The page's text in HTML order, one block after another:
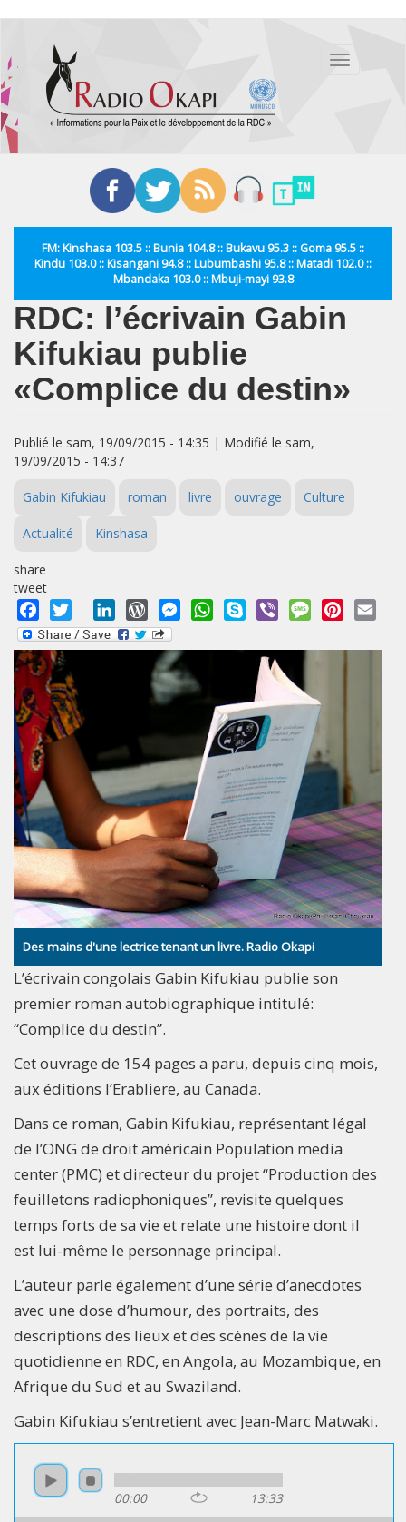
contenu
principal
Toggle
FM: Kinshasa 103.5 :: Bunia 104.8 :: Bukavu 95.3 :: Goma 95.5 ::
Kindu 103.0 :: Kisangani 94.8 :: Lubumbashi 95.8 :: Matadi 102.0 ::
Mbandaka 103.0 :: Mbuji-mayi 93.8
RDC: l’écrivain Gabin
Kifukiau publie
«Complice du destin»
Publié le sam, 19/09/2015 - 14:35 | Modifié le sam,
19/09/2015 - 14:37
Gabin Kifukiau roman livre ouvrage Culture
Actualité Kinshasa
share
tweet
Facebook
Twitter LinkedInWordPressMessengerWhatsApp
Skype Viber MessagePinterest
Des mains d'une lectrice tenant un livre. Radio Okapi
L’écrivain congolais Gabin Kifukiau publie son
premier roman autobiographique intitulé:
“Complice du destin”.
Cet ouvrage de 154 pages a paru, depuis cinq mois,
aux éditions l’Erabliere, au Canada.
Dans ce roman, Gabin Kifukiau, représentant légal
de l’ONG de droit américain Population media
center (PMC) et directeur du projet “Production des
feuilletons radiophoniques”, revisite quelques
temps forts de sa vie et relate une histoire dont il
est lui-même le personnage principal.
L’auteur parle également d’une série d’anecdotes
avec une dose d’humour, des portraits, des
descriptions des lieux et des scènes de la vie
quotidienne en RDC, en Angola, au Mozambique, en
Afrique du Sud et au Swaziland.
Gabin Kifukiau s’entretient avec Jean-Marc Matwaki.
00:00 13:33